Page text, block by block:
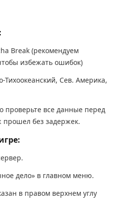
Break (рекомендуем
избежать ошибок)
Тихоокеанский, Сев. Америка,
проверьте все данные перед
прошел без задержек.
дело» в главном меню.
в правом верхнем углу